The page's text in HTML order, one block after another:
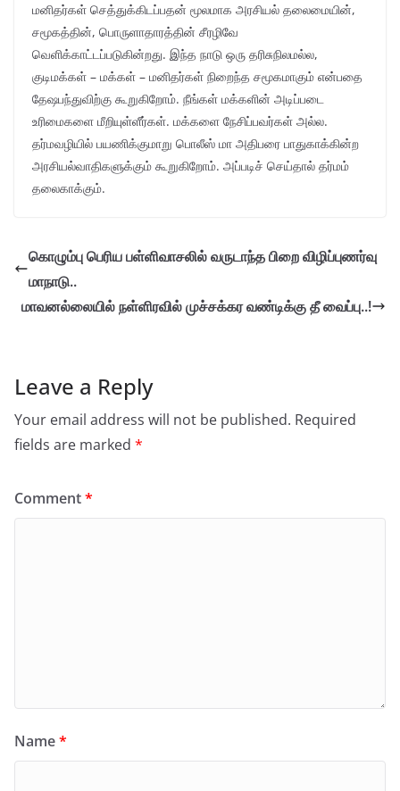
மனிதர்கள் செத்துக்கிடப்பதன் மூலமாக அரசியல் தலைமையின்,
சமூகத்தின், பொருளாதாரத்தின் சீரழிவே
வெளிக்காட்டப்படுகின்றது. இந்த நாடு ஒரு தரிசுநிலமல்ல,
குடிமக்கள் – மக்கள் – மனிதர்கள் நிறைந்த சமூகமாகும் என்பதை
தேஷபந்துவிற்கு கூறுகிறோம். நீங்கள் மக்களின் அடிப்படை
உரிமைகளை மீறியுள்ளீர்கள். மக்களை நேசிப்பவர்கள் அல்ல.
தர்மவழியில் பயணிக்குமாறு பொலீஸ் மா அதிபரை பாதுகாக்கின்ற
அரசியல்வாதிகளுக்கும் கூறுகிறோம். அப்படிச் செய்தால் தர்மம்
தலைகாக்கும்.
கொழும்பு பெரிய பள்ளிவாசலில் வருடாந்த பிறை விழிப்புணர்வு
மாநாடு..
மாவனல்லையில் நள்ளிரவில் முச்சக்கர வண்டிக்கு தீ வைப்பு..!
Leave a Reply
Your email address will not be published. Required
fields are marked *
Comment*
Name*